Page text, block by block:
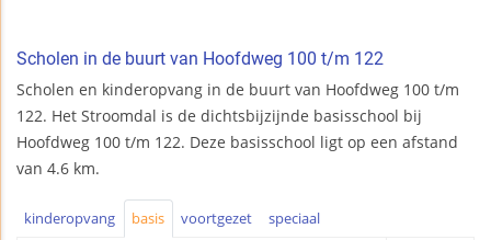
Scholen in de buurt van Hoofdweg 100 t/m 122
Scholen en kinderopvang in de buurt van Hoofdweg 100 t/m
122. Het Stroomdal is de dichtsbijzijnde basisschool bij
Hoofdweg 100 t/m 122. Deze basisschool ligt op een afstand
van 4.6 km.
kinderopvang basis voortgezet speciaal